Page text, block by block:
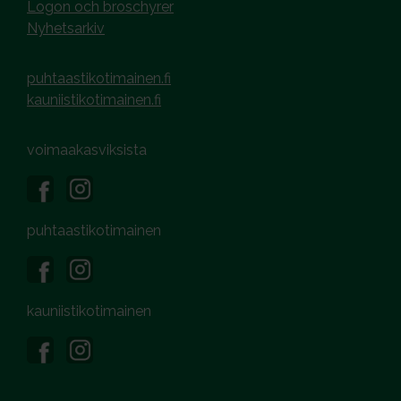
Logon och broschyrer
Nyhetsarkiv
puhtaastikotimainen.fi
kauniistikotimainen.fi
voimaakasviksista
puhtaastikotimainen
kauniistikotimainen